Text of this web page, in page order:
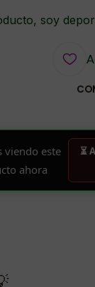
soy